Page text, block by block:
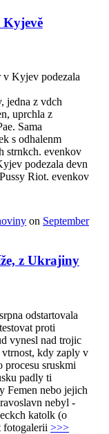
Kyjev podezala
jedna z vdch
uprchla z
Sama
s odhalenm
strnkch. evenkov
podezala devn
Riot. evenkov
on September
z Ukrajiny
odstartovala
proti
vynesl nad trojic
kdy zaply v
sruskmi
padly ti
Femen nebo jejich
nebyl -
katolk (o
fotogalerii >>>